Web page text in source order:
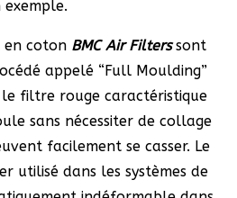
exemple.
en coton BMC Air Filterssont
appelé “Full Moulding”
filtre rouge caractéristique
sans nécessiter de collage
facilement se casser. Le
utilisé dans les systèmes de